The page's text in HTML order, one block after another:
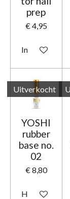
prep
€ 4,95
In
Uitverkocht
YOSHI
rubber
base no.
02
€ 8,80
Houd mij op